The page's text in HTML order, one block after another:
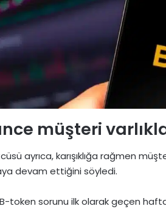
müşteri
ayrıca, karışıklığa rağmen
devam ettiğini söyledi.
B-token sorunu ilk olarak geçen